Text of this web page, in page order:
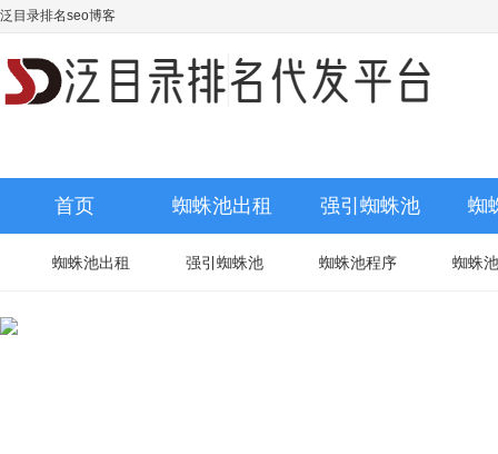
泛目录排名seo博客
首页 蜘蛛池出租 强引蜘蛛池 蜘
蜘蛛池出租 强引蜘蛛池 蜘蛛池程序 蜘蛛